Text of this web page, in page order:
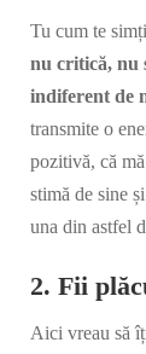
Tu cum te
nu critică, nu
indiferent de
transmite o
pozitivă, că
stimă de sine
una din astfel
2. Fii
Aici vreau să